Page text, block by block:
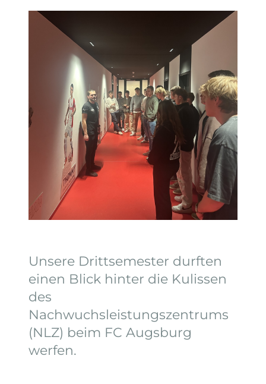
Unsere Drittsemester durften
einen Blick hinter die Kulissen
des
Nachwuchsleistungszentrums
(NLZ) beim FC Augsburg
werfen.